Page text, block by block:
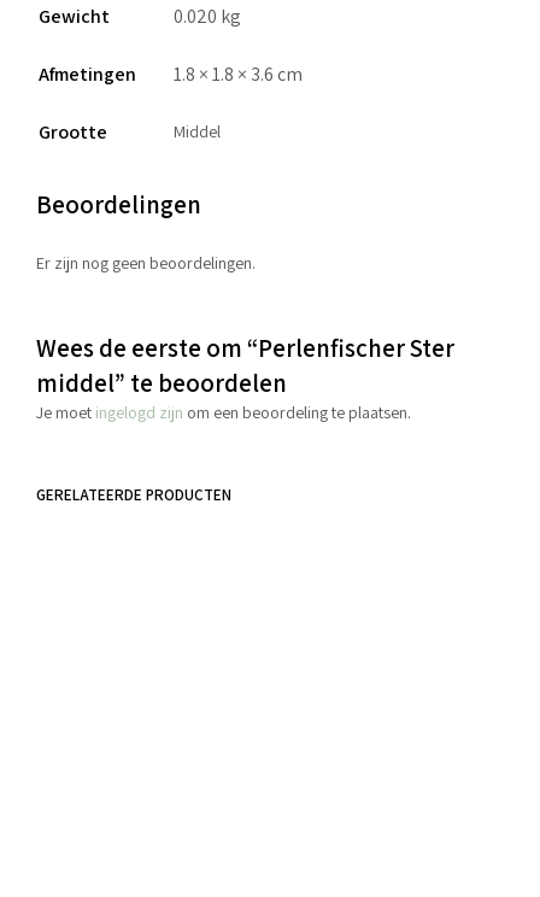
Gewicht 0.020 kg
Afmetingen 1.8 × 1.8 × 3.6 cm
Grootte Middel
Beoordelingen
Er zijn nog geen beoordelingen.
Wees de eerste om “Perlenfischer Ster
middel” te beoordelen
Je moet ingelogd zijn om een beoordeling te plaatsen.
GERELATEERDE PRODUCTEN